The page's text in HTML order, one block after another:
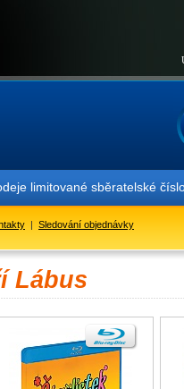
sběratelské
| Sledování objednávky
Lábus